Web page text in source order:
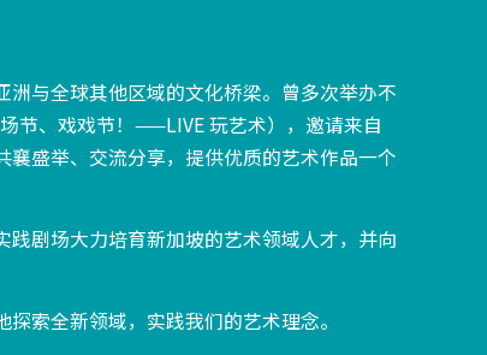
洲与全球其他区域的文化桥梁。曾多次举办不
节、戏戏节！——LIVE 玩艺术），邀请来自
襄盛举、交流分享，提供优质的艺术作品一个
剧场大力培育新加坡的艺术领域人才，并向
索全新领域，实践我们的艺术理念。